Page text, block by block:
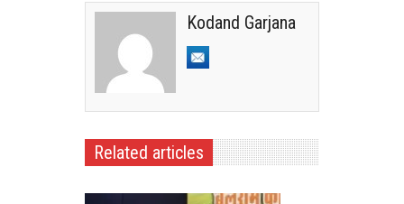
Kodand Garjana
Related articles